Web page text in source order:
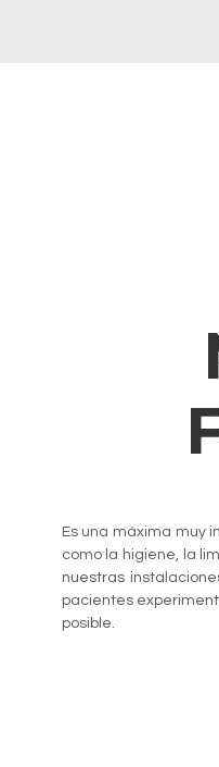
Es una máxima muy
como la higiene, la
nuestras
pacientes
posible.